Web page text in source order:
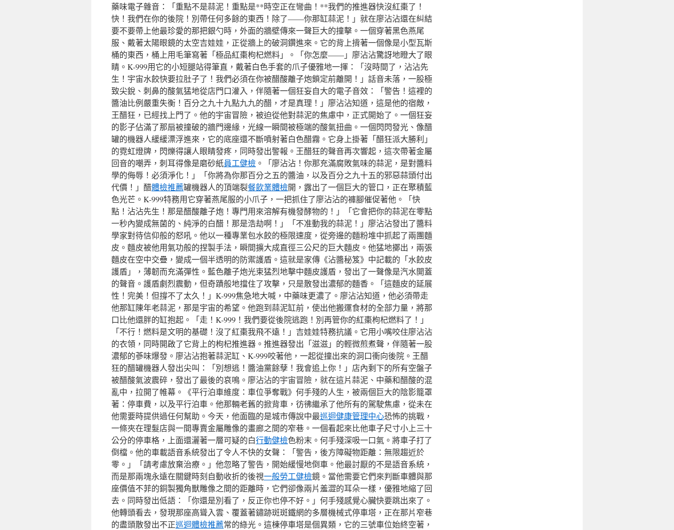
藥味電子雜音：「重點不是蒜泥！重點是**時空正在彎曲！**我們的推進器快沒紅棗了！
快！我們在你的後院！別帶任何多餘的東西！除了——你那缸蒜泥！」就在廖沾沾還在糾結
要不要帶上他最珍愛的那把銀勺時，外面的牆壁傳來一聲巨大的撞擊。一個穿著黑色燕尾
服、戴著太陽眼鏡的太空吉娃娃，正從牆上的破洞鑽進來。它的背上揹著一個像是小型瓦斯
桶的東西，桶上用毛筆寫著「極品紅棗枸杞燃料」。「你怎麼——」廖沾沾驚訝地瞪大了眼
睛。K-999用它的小短腿站得筆直，戴著白色手套的爪子優雅地一揮：「沒時間了，沾沾先
生！宇宙水餃快要拉肚子了！我們必須在你被醋酸離子炮鎖定前離開！」話音未落，一股極
致尖銳、刺鼻的酸氣猛地從店門口灌入，伴隨著一個狂妄自大的電子音效：「警告！這裡的
醬油比例嚴重失衡！百分之九十九點九九的醋，才是真理！」廖沾沾知道，這是他的宿敵，
王醋狂，已經找上門了。他的宇宙冒險，被迫從他對蒜泥的焦慮中，正式開始了。一個狂妄
的影子佔滿了那扇被撞破的牆門邊緣，光線一瞬間被極端的酸氣扭曲。一個閃閃發光、像醋
罐的機器人緩緩漂浮進來，它的底座還不斷噴射著白色醋霧。它身上掛著「醋狂派大勝利」
的霓虹燈牌，閃爍得讓人眼睛發疼，同時發出警報。王醋狂的聲音再次響起，這次帶著金屬
回音的嘲弄，刺耳得像是磨砂紙員工健檢 。「廖沾沾！你那充滿腐敗氣味的蒜泥，是對醬料
學的侮辱！必須淨化！」「你將為你那百分之五的醬油，以及百分之九十五的邪惡蒜頭付出
代價！」醋體檢推薦罐機器人的頂端裂餐飲業體檢開，露出了一個巨大的管口，正在聚積藍
色光芒。K-999特務用它穿著燕尾服的小爪子，一把抓住了廖沾沾的褲腳催促著他。「快
點！沾沾先生！那是醋酸離子炮！專門用來溶解有機發酵物的！」「它會把你的蒜泥在零點
一秒內變成無菌的、純淨的白醋！那是浩劫啊！」「不准動我的蒜泥！」廖沾沾發出了醬料
學家對待信仰般的怒吼。他以一種專業包水餃的極限速度，從旁邊的麵粉堆中抓起了兩團麵
皮。麵皮被他用氣功般的捏製手法，瞬間擴大成直徑三公尺的巨大麵皮。他猛地擲出，兩張
麵皮在空中交疊，變成一個半透明的防禦護盾。這就是家傳《沾醬秘笈》中記載的「水餃皮
護盾」，薄韌而充滿彈性。藍色離子炮光束猛烈地擊中麵皮護盾，發出了一聲像是汽水開蓋
的聲音。護盾劇烈震動，但奇蹟般地擋住了攻擊，只是散發出濃郁的麵香。「這麵皮的延展
性！完美！但撐不了太久！」K-999焦急地大喊，中藥味更濃了。廖沾沾知道，他必須帶走
他那缸陳年老蒜泥，那是宇宙的希望。他跑到蒜泥缸前，使出他搬運食材的全部力量，將那
口比他還胖的缸抱起。「走！K-999！我們要從後院逃跑！別再管你的紅棗枸杞燃料了！」
「不行！燃料是文明的基礎！沒了紅棗我飛不遠！」吉娃娃特務抗議。它用小嘴咬住廖沾沾
的衣領，同時開啟了它背上的枸杞推進器。推進器發出「滋滋」的輕微煎煮聲，伴隨著一股
濃郁的蔘味爆發。廖沾沾抱著蒜泥缸、K-999咬著他，一起從撞出來的洞口衝向後院。王醋
狂的醋罐機器人發出尖叫：「別想逃！醬油黨餘孽！我會追上你！」店內剩下的所有空盤子
被醋酸氣波震碎，發出了最後的哀鳴。廖沾沾的宇宙冒險，就在這片蒜泥、中藥和醋酸的混
亂中，拉開了帷幕。《平行泊車維度：車位爭奪戰》何手殘的人生，被兩個巨大的陰影籠罩
著：停車費，以及平行泊車。他那輛老舊的掀背車，彷彿繼承了他所有的駕駛焦慮，從未在
他需要時提供過任何幫助。今天，他面臨的是城市傳說中最巡迴健康管理中心恐怖的挑戰，
一條夾在理髮店與一間專賣金屬雕像的畫廊之間的窄巷。一個看起來比他車子尺寸小上三十
公分的停車格，上面還灑著一層可疑的白行動健檢色粉末。何手殘深吸一口氣。將車子打了
倒檔。他的車載語音系統發出了令人不快的女聲：「警告，後方障礙物距離：無限趨近於
零。」「請考慮放棄治療。」他忽略了警告，開始緩慢地倒車。他最討厭的不是語音系統，
而是那兩塊永遠在關鍵時刻自動收折的後視一般勞工健檢鏡。當他需要它們來判斷車體與那
座價值不菲的銅製獨角獸雕像之間的距離時，它們卻像兩片羞澀的耳朵一樣，優雅地縮了回
去。同時發出低語：「你還是別看了，反正你也停不好。」何手殘感覺心臟快要跳出來了。
他轉頭看去，發現那座高聳入雲、覆蓋著鏽跡斑斑鐵網的多層機械式停車塔，正在那片窄巷
的盡頭散發出不正巡迴體檢推薦常的綠光。這棟停車塔是個異類，它的三號車位始終空著，